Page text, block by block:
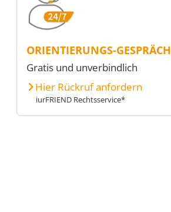
ORIENTIERUNGS-GESPRÄCH
Gratis und unverbindlich
Hier Rückruf anfordern
iurFRIEND Rechtsservice*